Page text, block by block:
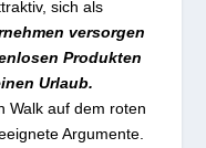
sich als
versorgen
Produkten
Urlaub.
Walk auf dem roten
Argumente.